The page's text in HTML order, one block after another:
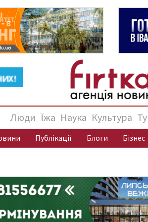
Люди Їжа Наука Культура
Публікації Блоги Бізнес